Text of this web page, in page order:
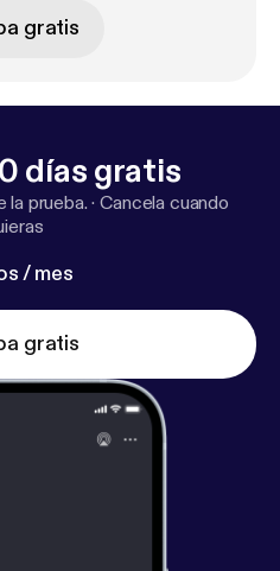
gratis
días gratis
prueba. ·Cancela cuando
/ mes
gratis